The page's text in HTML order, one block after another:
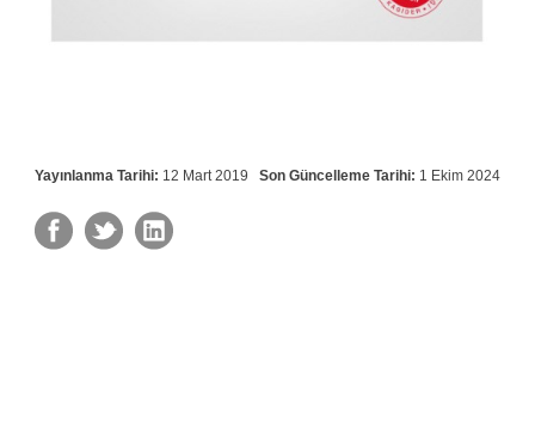
Yayınlanma Tarihi: 12 Mart 2019 Son Güncelleme Tarihi: 1 Ekim 2024